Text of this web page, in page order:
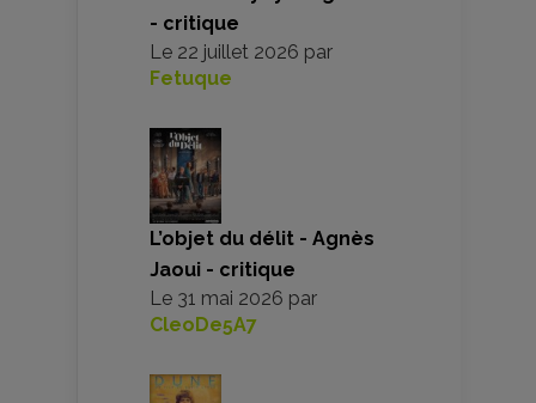
- critique
Le 22 juillet 2026 par
Fetuque
L’objet du délit - Agnès
Jaoui - critique
Le 31 mai 2026 par
CleoDe5A7